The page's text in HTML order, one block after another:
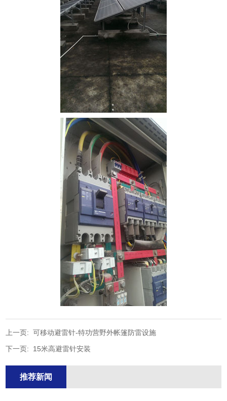
上一页:可移动避雷针-特功营野外帐篷防雷设施
下一页: 15米高避雷针安装
推荐新闻